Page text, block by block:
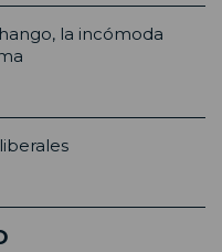
la incómoda